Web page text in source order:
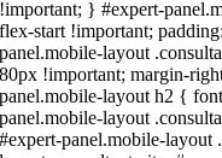
!important; } #expert-
flex-start !important;
panel.mobile-layout
80px !important; margin-
panel.mobile-layout h2 {
panel.mobile-layout
#expert-panel.mobile-layout